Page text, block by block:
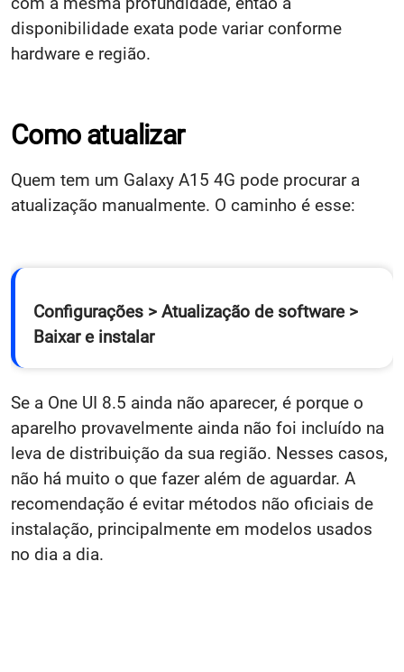
disponibilidade exata pode variar conforme
hardware e região.
Como atualizar
Quem tem um Galaxy A15 4G pode procurar a
atualização manualmente. O caminho é esse:
Configurações > Atualização de software >
Baixar e instalar
Se a One UI 8.5 ainda não aparecer, é porque o
aparelho provavelmente ainda não foi incluído na
leva de distribuição da sua região. Nesses casos,
não há muito o que fazer além de aguardar. A
recomendação é evitar métodos não oficiais de
instalação, principalmente em modelos usados
no dia a dia.